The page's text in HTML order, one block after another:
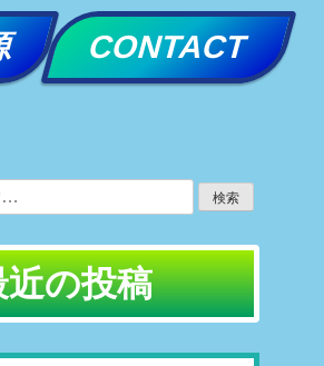
CONTACT
近の投稿